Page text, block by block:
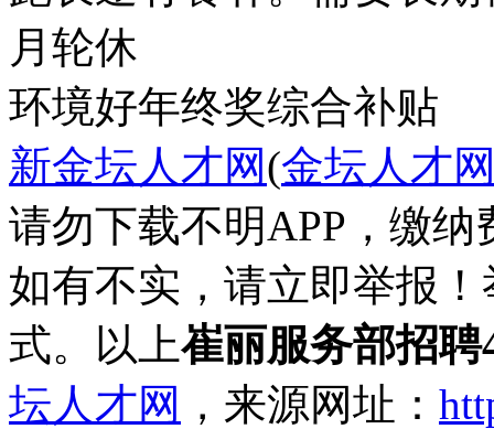
月轮休
环境好年终奖综合补贴
新金坛人才网(金坛人才
请勿下载不明APP，缴
如有不实，请立即举报
式。以上崔丽服务部招聘
坛人才网 ，来源网址：